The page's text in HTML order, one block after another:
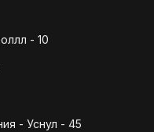
- 10
- Уснул - 45